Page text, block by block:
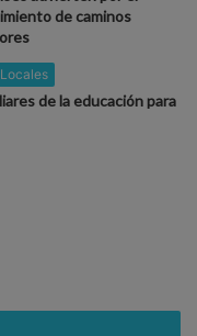
de caminos
Locales
de la educación para